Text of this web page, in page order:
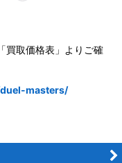
買取価格表」よりご確
masters/